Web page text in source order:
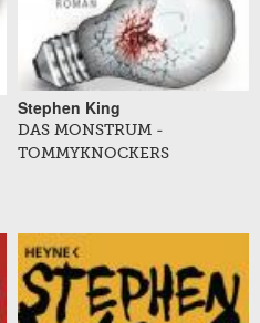
Stephen King
DAS MONSTRUM -
TOMMYKNOCKERS